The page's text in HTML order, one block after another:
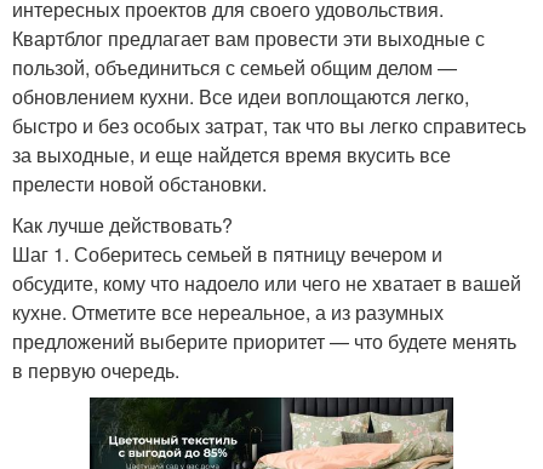
интересных проектов для своего удовольствия.
Квартблог предлагает вам провести эти выходные с
пользой, объединиться с семьей общим делом —
обновлением кухни. Все идеи воплощаются легко,
быстро и без особых затрат, так что вы легко справитесь
за выходные, и еще найдется время вкусить все
прелести новой обстановки.
Как лучше действовать?
Шаг 1. Соберитесь семьей в пятницу вечером и
обсудите, кому что надоело или чего не хватает в вашей
кухне. Отметите все нереальное, а из разумных
предложений выберите приоритет — что будете менять
в первую очередь.